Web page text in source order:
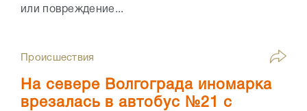
или повреждение...
Происшествия
На севере Волгограда иномарка
врезалась в автобус №21 с